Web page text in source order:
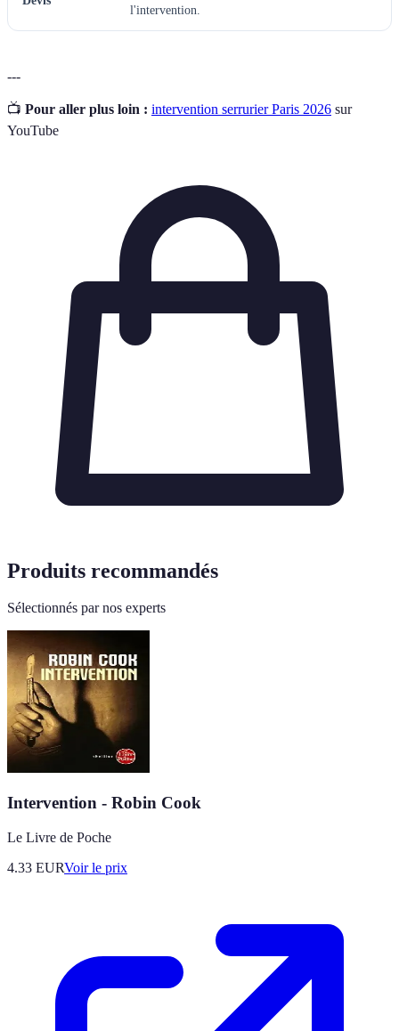
l'intervention.
---
📺 Pour aller plus loin : intervention serrurier Paris 2026 sur
YouTube
Produits recommandés
Sélectionnés par nos experts
Intervention - Robin Cook
Le Livre de Poche
4.33 EURVoir le prix